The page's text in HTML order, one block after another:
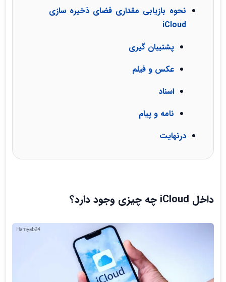
نحوه بازیابی مقداری فضای ذخیره سازی
iCloud
پشتیبان گیری
عکس و فیلم
اسناد
نامه و پیام
درنهایت
داخل iCloud چه چیزی وجود دارد ؟